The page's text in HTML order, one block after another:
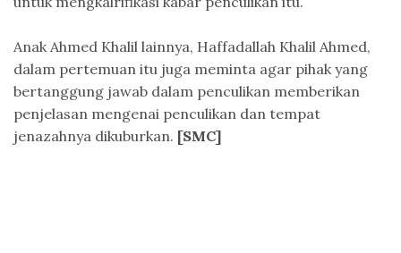
Anak Ahmed Khalil lainnya, Haffadallah Khalil Ahmed,
dalam pertemuan itu juga meminta agar pihak yang
bertanggung jawab dalam penculikan memberikan
penjelasan mengenai penculikan dan tempat
jenazahnya dikuburkan. [SMC]